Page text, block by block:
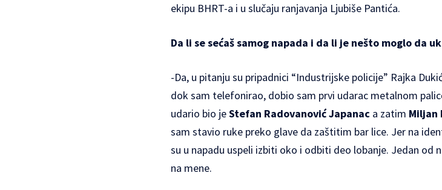
ekipu BHRT-a i u slučaju ranjavanja Ljubiše Pantića.
Da li se sećaš samog napada i da li je nešto moglo da
-Da, u pitanju su pripadnici “Industrijske policije” Rajka
dok sam telefonirao, dobio sam prvi udarac metalnom
udario bio jeStefan Radovanović Japanac a zatim Miljan
sam stavio ruke preko glave da zaštitim bar lice. Jer na
su u napadu uspeli izbiti oko i odbiti deo lobanje. Jedan od
na mene.